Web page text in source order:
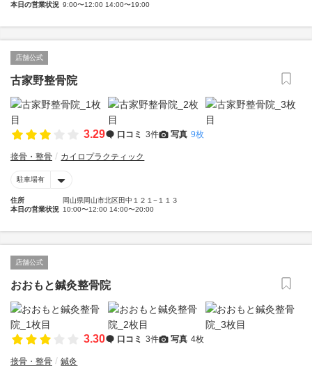
本日の営業状況 9:00〜12:00 14:00〜19:00
店舗公式
古家野整骨院
3.29 口コミ 3件 写真 9枚
接骨・整骨 カイロプラクティック
駐車場有
住所
岡山県岡山市北区田中１２１−１１３
本日の営業状況 10:00〜12:00 14:00〜20:00
店舗公式
おおもと鍼灸整骨院
3.30 口コミ 3件 写真 4枚
接骨・整骨 鍼灸